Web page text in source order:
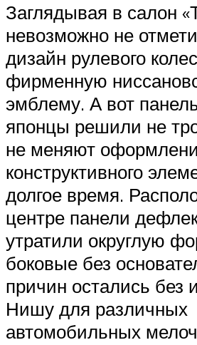
Заглядывая в салон
невозможно не
дизайн рулевого
фирменную
эмблему. А вот
японцы решили не
не меняют
конструктивного
долгое время.
центре панели
утратили округлую
боковые без
причин остались без
Нишу для различных
автомобильных